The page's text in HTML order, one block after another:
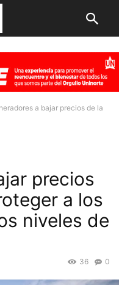
a bajar precios de la
precios
a los
niveles de
0
36